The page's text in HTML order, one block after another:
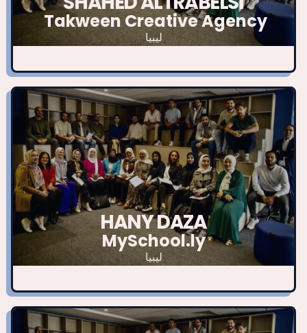
Takween Creative Agency
ليبيا
HANY DAZA
MySchool.ly
ليبيا